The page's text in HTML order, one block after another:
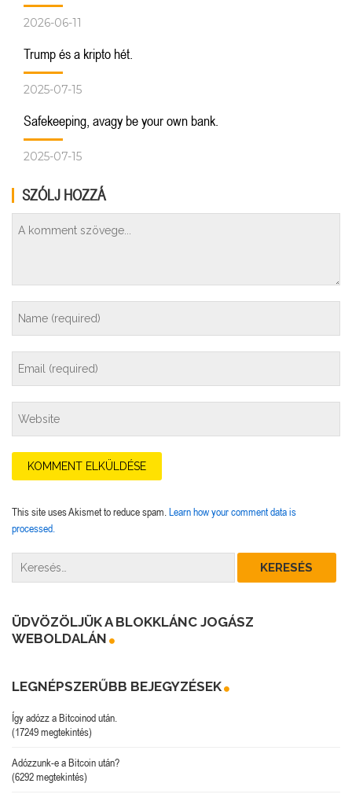
2026-06-11
Trump és a kripto hét.
2025-07-15
Safekeeping, avagy be your own bank.
2025-07-15
SZÓLJ HOZZÁ
This site uses Akismet to reduce spam. Learn how your comment data is
processed.
ÜDVÖZÖLJÜK A BLOKKLÁNC JOGÁSZ
WEBOLDALÁN
LEGNÉPSZERŰBB BEJEGYZÉSEK
Így adózz a Bitcoinod után.
(17249 megtekintés)
Adózzunk-e a Bitcoin után?
(6292 megtekintés)